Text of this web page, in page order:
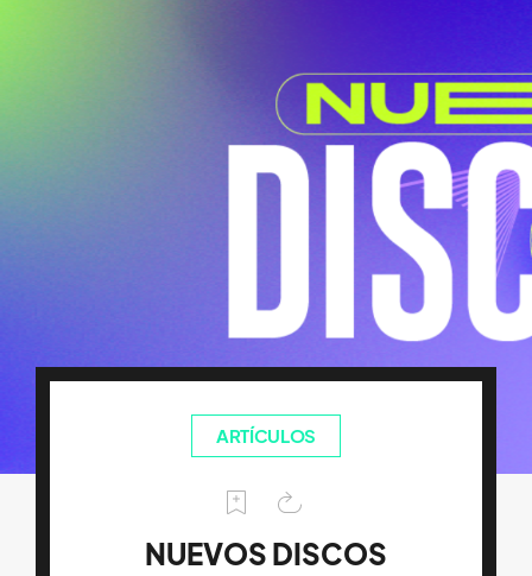
ARTÍCULOS
NUEVOS DISCOS